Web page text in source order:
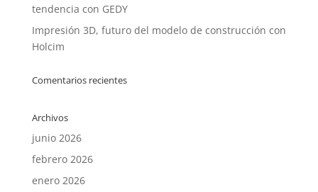
tendencia con GEDY
Impresión 3D, futuro del modelo de construcción con
Holcim
Comentarios recientes
Archivos
junio 2026
febrero 2026
enero 2026